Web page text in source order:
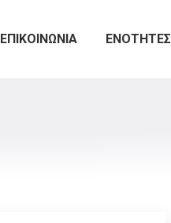
ΕΠΙΚΟΙΝΩΝΙΑ ΕΝΟΤΗΤΕΣ